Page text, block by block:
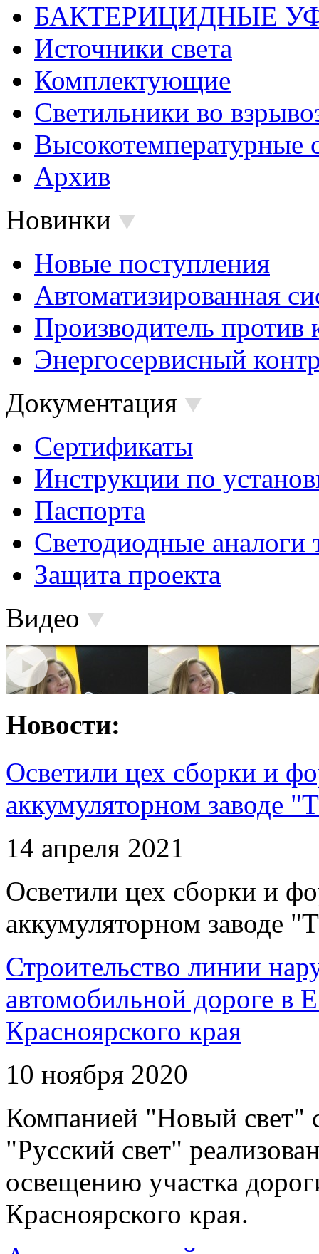
БАКТЕРИЦИДНЫЕ
Источники света
Комплектующие
Светильники во
Высокотемпературные
Архив
Новинки
Новые поступления
Автоматизированная
Производитель против
Энергосервисный
Документация
Сертификаты
Инструкции по
Паспорта
Светодиодные аналоги
Защита проекта
Видео
Новости:
Осветили цех сборки и
аккумуляторном заводе
14 апреля 2021
Осветили цех сборки и
аккумуляторном заводе
Строительство линии
автомобильной дороге в
Красноярского края
10 ноября 2020
Компанией "Новый свет"
"Русский свет"
освещению участка
Красноярского края.